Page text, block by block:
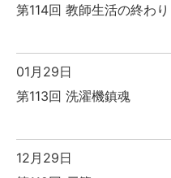
第114回 教師生活の終わり
01月29日
第113回 洗濯機鎮魂
12月29日